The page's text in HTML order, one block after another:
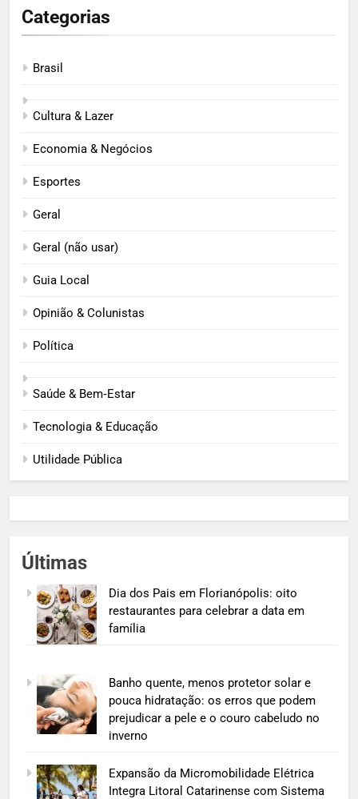
Categorias
Brasil
Cultura & Lazer
Economia & Negócios
Esportes
Geral
Geral (não usar)
Guia Local
Opinião & Colunistas
Política
Saúde & Bem‑Estar
Tecnologia & Educação
Utilidade Pública
Últimas
Dia dos Pais em Florianópolis: oito
restaurantes para celebrar a data em
família
Banho quente, menos protetor solar e
pouca hidratação: os erros que podem
prejudicar a pele e o couro cabeludo no
inverno
Expansão da Micromobilidade Elétrica
Integra Litoral Catarinense com Sistema